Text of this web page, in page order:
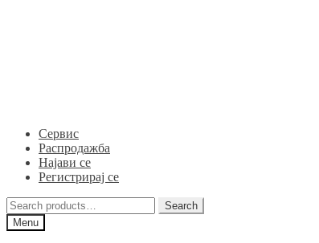
Сервис
Распродажба
Најави се
Регистрирај се
Search
for:
Search
Menu